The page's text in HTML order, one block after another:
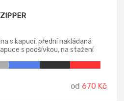
s kapucí, přední nakládaná
s podšívkou, na stažení
od 670 Kč